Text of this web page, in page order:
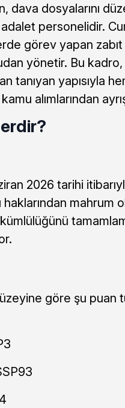
dava dosyalarını
personelidir.
görev yapan
yönetir. Bu
tanıyan yapısıyla
alımlarından
2026 tarihi
haklarından mahrum
göre şu puan